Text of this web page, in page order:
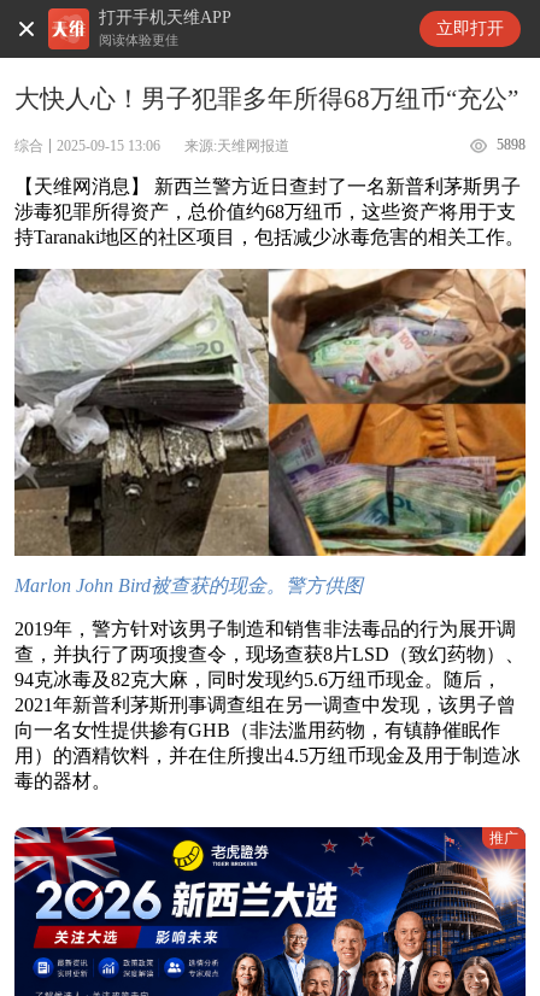
打开手机天维APP
阅读体验更佳
立即打开
天维新闻
大快人心！男子犯罪多年所得68万纽币“充公”
综合 2025-09-15 13:06 来源:天维网报道 5898
【天维网消息】 新西兰警方近日查封了一名新普利茅斯男子
涉毒犯罪所得资产，总价值约68万纽币，这些资产将用于支
持Taranaki地区的社区项目，包括减少冰毒危害的相关工作。
Marlon John Bird被查获的现金。警方供图
2019年，警方针对该男子制造和销售非法毒品的行为展开调
查，并执行了两项搜查令，现场查获8片LSD（致幻药物）、
94克冰毒及82克大麻，同时发现约5.6万纽币现金。随后，
2021年新普利茅斯刑事调查组在另一调查中发现，该男子曾
向一名女性提供掺有GHB（非法滥用药物，有镇静催眠作
用）的酒精饮料，并在住所搜出4.5万纽币现金及用于制造冰
毒的器材。
推广